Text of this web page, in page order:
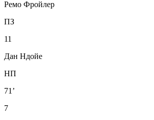
Ремо Фройлер
ПЗ
11
Дан Ндойе
НП
71’
7